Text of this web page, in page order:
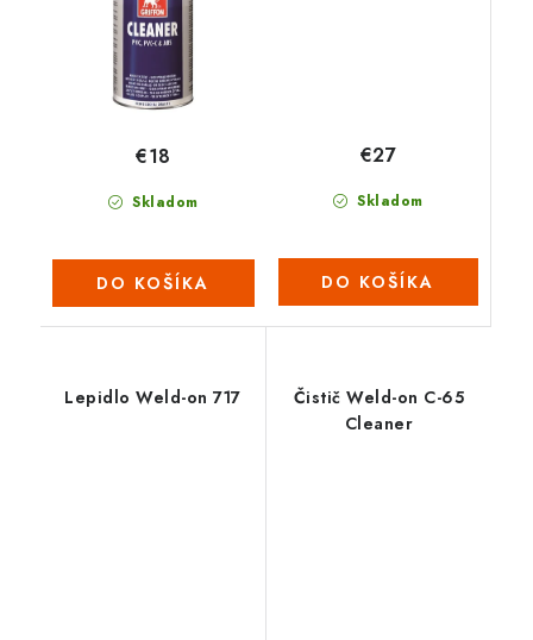
Skladom
€18
DO KOŠÍKA
Skladom
€27
DO KOŠÍKA
Lepidlo Weld-on 717
Čistič Weld-on C-65
Cleaner